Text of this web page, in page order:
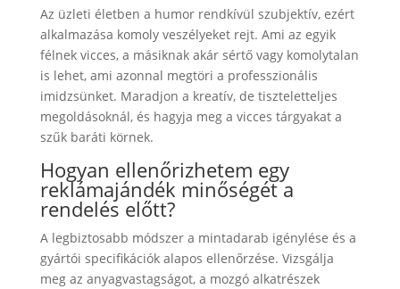
Az üzleti életben a humor rendkívül szubjektív, ezért
alkalmazása komoly veszélyeket rejt. Ami az egyik
félnek vicces, a másiknak akár sértő vagy komolytalan
is lehet, ami azonnal megtöri a professzionális
imidzsünket. Maradjon a kreatív, de tiszteletteljes
megoldásoknál, és hagyja meg a vicces tárgyakat a
szűk baráti körnek.
Hogyan ellenőrizhetem egy
reklámajándék minőségét a
rendelés előtt?
A legbiztosabb módszer a mintadarab igénylése és a
gyártói specifikációk alapos ellenőrzése. Vizsgálja
meg az anyagvastagságot, a mozgó alkatrészek